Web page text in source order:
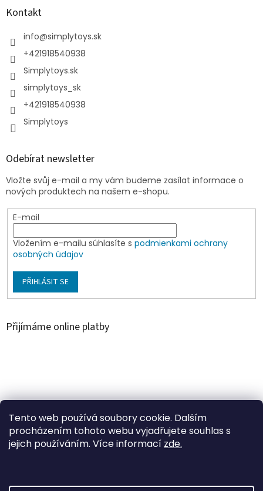
Tento web používá soubory cookie. Dalším
procházením tohoto webu vyjadřujete souhlas s
jejich používáním. Více informací zde.
Kontakt
info@simplytoys.sk
+421918540938
Simplytoys.sk
simplytoys_sk
+421918540938
Simplytoys
Odebírat newsletter
Vložte svůj e-mail a my vám budeme zasílat informace o
nových produktech na našem e-shopu.
E-mail
Vložením e-mailu súhlasíte s podmienkami ochrany
osobných údajov
PŘIHLÁSIT SE
Přijímáme online platby
Á
r
u
k
e
r